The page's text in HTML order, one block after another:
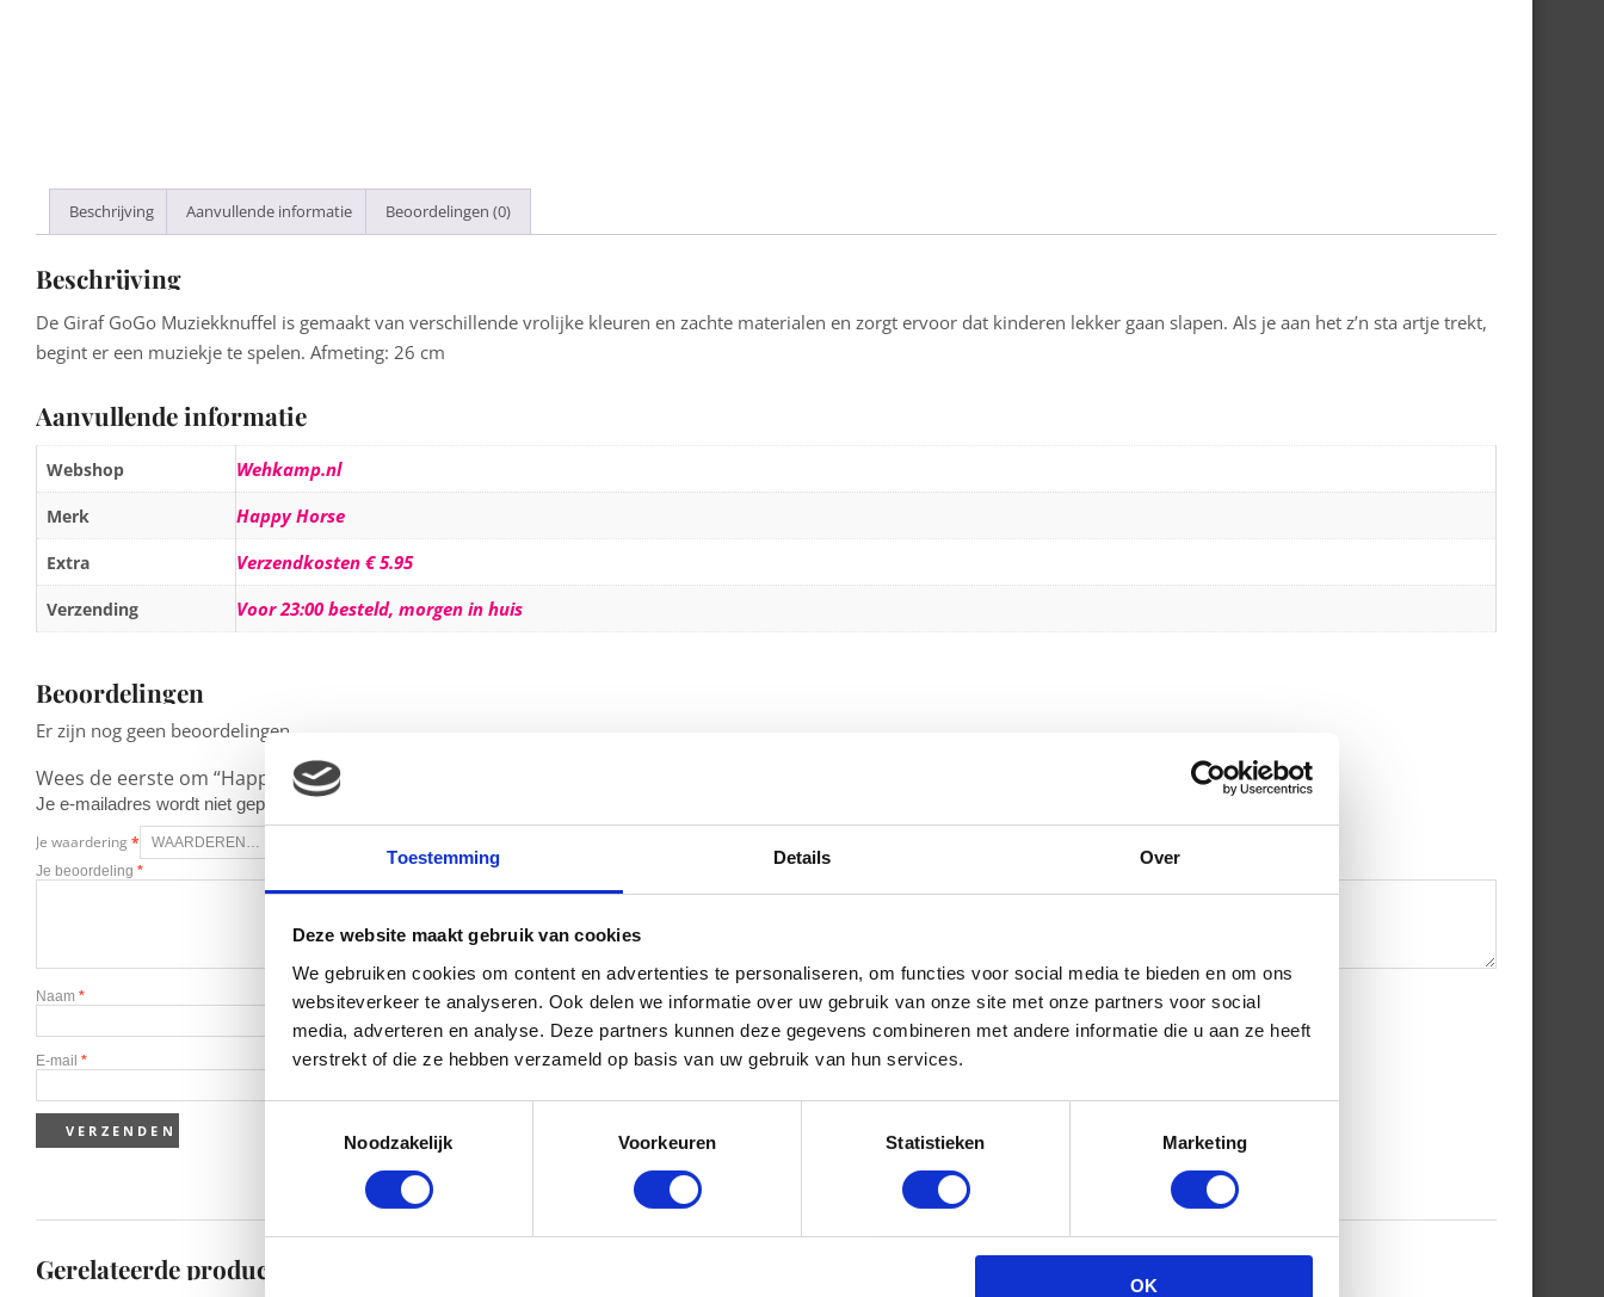
Toestemming Details Over
Deze website maakt gebruik van cookies
We gebruiken cookies om content en advertenties te personaliseren, om functies voor social media te bieden en om ons
websiteverkeer te analyseren. Ook delen we informatie over uw gebruik van onze site met onze partners voor social
media, adverteren en analyse. Deze partners kunnen deze gegevens combineren met andere informatie die u aan ze heeft
verstrekt of die ze hebben verzameld op basis van uw gebruik van hun services.
Noodzakelijk
Voorkeuren Statistieken Marketing
OK
Beschrijving Aanvullende informatie Beoordelingen (0)
Beschrijving
De Giraf GoGo Muziekknuffel is gemaakt van verschillende vrolijke kleuren en zachte materialen en zorgt ervoor dat kinderen lekker gaan slapen. Als je aan het z’n sta artje trekt,
begint er een muziekje te spelen. Afmeting: 26 cm
Aanvullende informatie
Webshop Wehkamp.nl
Merk Happy Horse
Extra Verzendkosten € 5.95
Verzending Voor 23:00 besteld, morgen in huis
Beoordelingen
Er zijn nog geen beoordelingen.
Wees de eerste om “Happy Horse Giraffe GoGo met muziek” te beoordelen
Je e-mailadres wordt niet gepubliceerd.
Je waardering *
Je beoordeling *
Naam *
E-mail *
Gerelateerde producten